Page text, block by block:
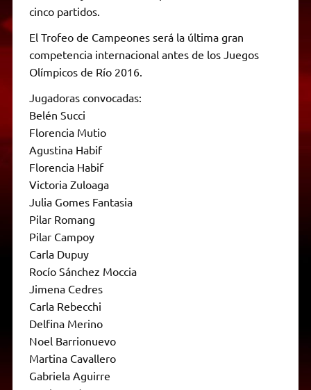
cinco partidos.
El Trofeo de Campeones será la última gran
competencia internacional antes de los Juegos
Olímpicos de Río 2016.
Jugadoras convocadas:
Belén Succi
Florencia Mutio
Agustina Habif
Florencia Habif
Victoria Zuloaga
Julia Gomes Fantasia
Pilar Romang
Pilar Campoy
Carla Dupuy
Rocío Sánchez Moccia
Jimena Cedres
Carla Rebecchi
Delfina Merino
Noel Barrionuevo
Martina Cavallero
Gabriela Aguirre